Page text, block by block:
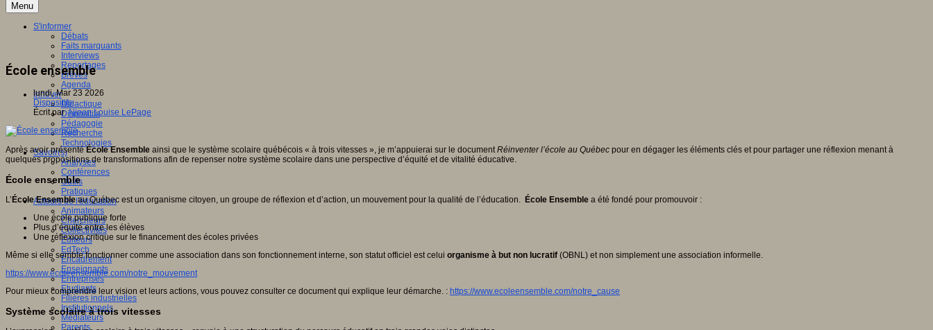
Menu
S'informer
Débats
Faits marquants
Interviews
Reportages
Brèves
Agenda
Innover
Didactique
Dispositifs
Pédagogie
Recherche
Technologies
Savoir(s)
Analyses
Conférences
Outils
Pratiques
Acteurs de l'éducation
Animateurs
Chercheurs
Collectivités
Editeurs
EdTech
Encadrement
Enseignants
Entreprises
Etudiants
Filières industrielles
Institutionnels
Médiateurs
Parents
École ensemble
lundi, Mar 23 2026
Dispositifs
Écrit parNinon Louise LePage
Après avoir présentéÉcole Ensemble ainsi que le système scolaire québécois « à trois vitesses », je m’appuierai sur le documentRéinventer l’école au Québec pour en dégager les éléments clés et pour partager une réflexion menant à
quelques propositions de transformations afin de repenser notre système scolaire dans une perspective d’équité et de vitalité éducative.
École ensemble
L’ École Ensembleau Québec est un organisme citoyen, un groupe de réflexion et d’action, un mouvement pour la qualité de l’éducation. École Ensemble a été fondé pour promouvoir :
Une école publique forte
Plus d’équité entre les élèves
Une réflexion critique sur le financement des écoles privées
Même si elle semble fonctionner comme une association dans son fonctionnement interne, son statut officiel est celui organisme à but non lucratif (OBNL) et non simplement une association informelle.
https://www.ecoleensemble.com/notre_mouvement
Pour mieux comprendre leur vision et leurs actions, vous pouvez consulter ce document qui explique leur démarche. : https://www.ecoleensemble.com/notre_cause
Système scolaire à trois vitesses